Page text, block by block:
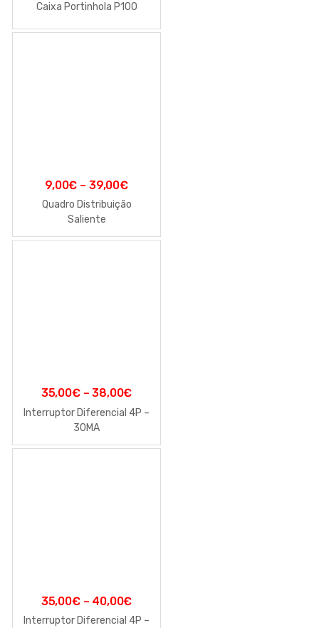
Caixa Portinhola P100
9,00€ – 39,00€
Quadro Distribuição
Saliente
35,00€–38,00€
Interruptor Diferencial 4P –
30MA
35,00€– 40,00€
Interruptor Diferencial 4P –